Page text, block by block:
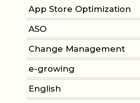
App Store Optimization
ASO
Change Management
e-growing
English